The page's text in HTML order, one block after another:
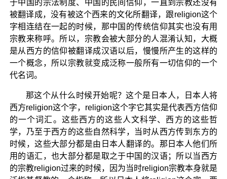
于中国的宗法制度、中国的民间信仰，一直到宗教还没有
被翻译成，没有被这个西来的文化所翻译，跟religion这个
字相连结在一起的时候，那中国的传统信仰其实也没有用
宗教来称呼。所以，宗教会被大部分的人混淆认知，大概
是从西方的信仰被翻译成汉语以后，慢慢所产生的这样的
一个概念，所以宗教就变成泛称一般所有一切信仰的一个
代名词。
那这个从什么时候开始呢？这个是日本人，日本人将
西方religion这个字，religion这个字它其实是代表西方信仰
的一个词汇。这些西方的这些人文科学、西方的这些哲
学，乃至于西方的这些自然科学，当时从西方传到东方的
时候，这些大部分都是由日本人翻译的。那日本人他们所
用的语汇，也大部分都是取之于中国的汉语；所以当西方
的宗教religion过来的时候，因为当时religion宗教本身就是